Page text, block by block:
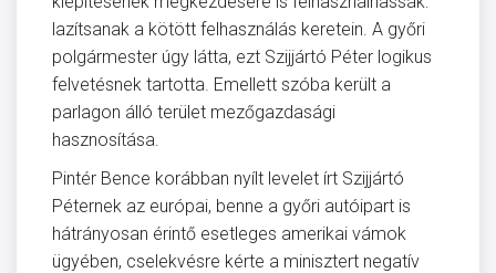
lazítsanak a kötött felhasználás keretein. A győri
polgármester úgy látta, ezt Szijjártó Péter logikus
felvetésnek tartotta. Emellett szóba került a
parlagon álló terület mezőgazdasági
hasznosítása.
Pintér Bence korábban nyílt levelet írt Szijjártó
Péternek az európai, benne a győri autóipart is
hátrányosan érintő esetleges amerikai vámok
ügyében, cselekvésre kérte a minisztert negatív